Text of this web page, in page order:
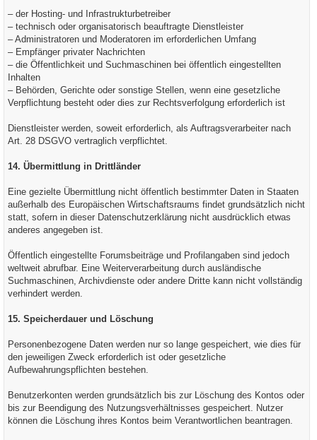
– der Hosting- und Infrastrukturbetreiber
– technisch oder organisatorisch beauftragte Dienstleister
– Administratoren und Moderatoren im erforderlichen Umfang
– Empfänger privater Nachrichten
– die Öffentlichkeit und Suchmaschinen bei öffentlich eingestellten
Inhalten
– Behörden, Gerichte oder sonstige Stellen, wenn eine gesetzliche
Verpflichtung besteht oder dies zur Rechtsverfolgung erforderlich ist
Dienstleister werden, soweit erforderlich, als Auftragsverarbeiter nach
Art. 28 DSGVO vertraglich verpflichtet.
14. Übermittlung in Drittländer
Eine gezielte Übermittlung nicht öffentlich bestimmter Daten in Staaten
außerhalb des Europäischen Wirtschaftsraums findet grundsätzlich nicht
statt, sofern in dieser Datenschutzerklärung nicht ausdrücklich etwas
anderes angegeben ist.
Öffentlich eingestellte Forumsbeiträge und Profilangaben sind jedoch
weltweit abrufbar. Eine Weiterverarbeitung durch ausländische
Suchmaschinen, Archivdienste oder andere Dritte kann nicht vollständig
verhindert werden.
15. Speicherdauer und Löschung
Personenbezogene Daten werden nur so lange gespeichert, wie dies für
den jeweiligen Zweck erforderlich ist oder gesetzliche
Aufbewahrungspflichten bestehen.
Benutzerkonten werden grundsätzlich bis zur Löschung des Kontos oder
bis zur Beendigung des Nutzungsverhältnisses gespeichert. Nutzer
können die Löschung ihres Kontos beim Verantwortlichen beantragen.